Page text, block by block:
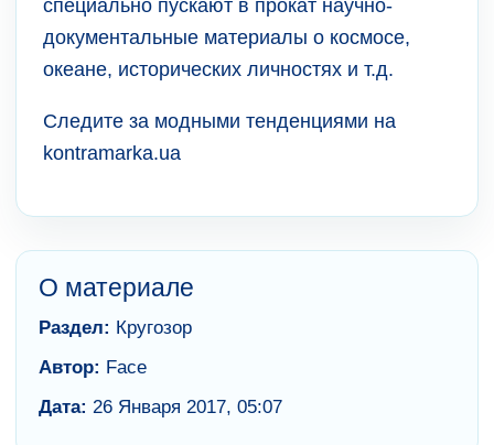
специально пускают в прокат научно-
документальные материалы о космосе,
океане, исторических личностях и т.д.
Следите за модными тенденциями на
kontramarka.ua
О материале
Раздел: Кругозор
Автор: Face
Дата: 26 Января 2017, 05:07